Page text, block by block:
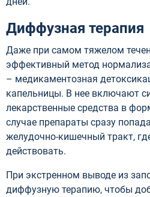
Диффузная терапия
Даже при самом тяжелом
эффективный метод
– медикаментозная
капельницы. В нее включают
лекарственные средства в
случае препараты сразу
желудочно-кишечный тракт,
действовать.
При экстренном выводе из
диффузную терапию, чтобы